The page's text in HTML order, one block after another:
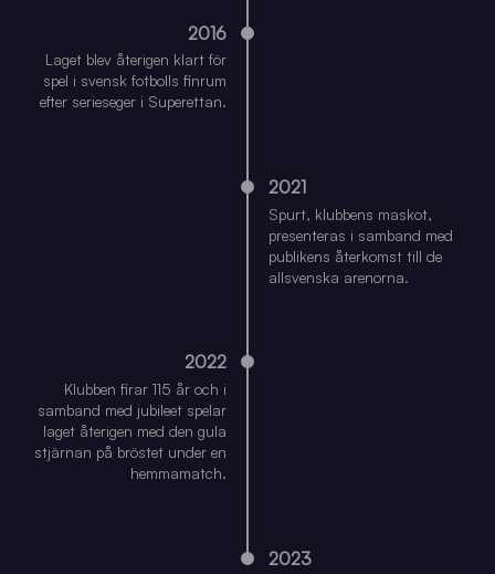
2016
Laget blev återigen klart för
spel i svensk fotbolls finrum
efter serieseger i Superettan.
2021
Spurt, klubbens maskot,
presenteras i samband med
publikens återkomst till de
allsvenska arenorna.
2022
Klubben firar 115 år och i
samband med jubileet spelar
laget återigen med den gula
stjärnan på bröstet under en
hemmamatch.
2023